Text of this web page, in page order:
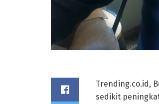
Trending.co.id,
sedikit